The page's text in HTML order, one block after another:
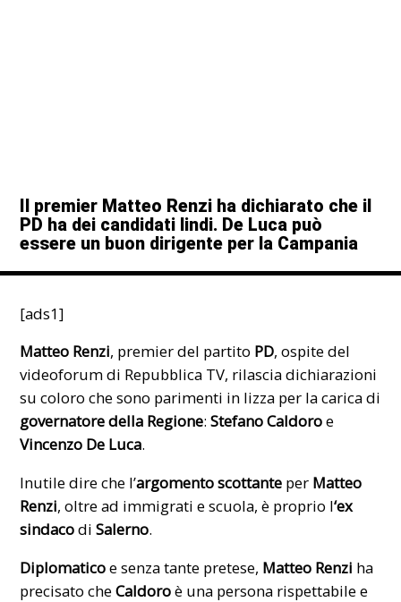
Il premier Matteo Renzi ha dichiarato che il
PD ha dei candidati lindi. De Luca può
essere un buon dirigente per la Campania
[ads1]
Matteo Renzi, premier del partito PD, ospite del
videoforum di Repubblica TV, rilascia dichiarazioni
su coloro che sono parimenti in lizza per la carica di
governatore della Regione:Stefano Caldoroe
Vincenzo De Luca.
Inutile dire che l’argomento scottante per Matteo
Renzi, oltre ad immigrati e scuola, è proprio l‘ex
sindacodiSalerno.
Diplomaticoe senza tante pretese, Matteo Renzi ha
precisato cheCaldoroè una persona rispettabile e